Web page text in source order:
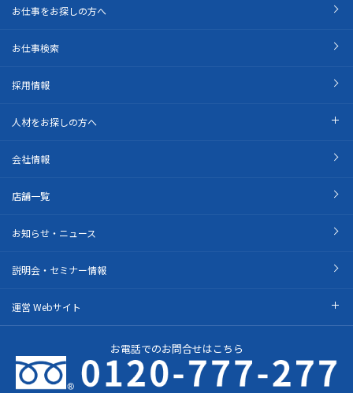
お仕事をお探しの方へ
お仕事検索
採用情報
人材をお探しの方へ
会社情報
店舗一覧
お知らせ・ニュース
説明会・セミナー情報
運営 Webサイト
お電話でのお問合せはこちら